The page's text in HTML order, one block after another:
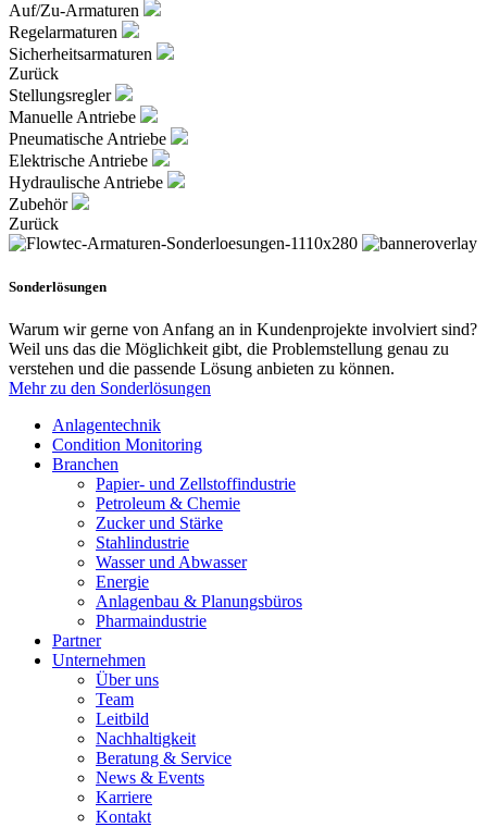
Auf/Zu-Armaturen
Regelarmaturen
Sicherheitsarmaturen
Zurück
Stellungsregler
Manuelle Antriebe
Pneumatische Antriebe
Elektrische Antriebe
Hydraulische Antriebe
Zubehör
Zurück
Sonderlösungen
Warum wir gerne von Anfang an in Kundenprojekte involviert sind?
Weil uns das die Möglichkeit gibt, die Problemstellung genau zu
verstehen und die passende Lösung anbieten zu können.
Mehr zu den Sonderlösungen
Anlagentechnik
Condition Monitoring
Branchen
Papier- und Zellstoffindustrie
Petroleum & Chemie
Zucker und Stärke
Stahlindustrie
Wasser und Abwasser
Energie
Anlagenbau & Planungsbüros
Pharmaindustrie
Partner
Unternehmen
Über uns
Team
Leitbild
Nachhaltigkeit
Beratung & Service
News & Events
Karriere
Kontakt